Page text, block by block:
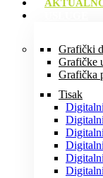
Grafički
Grafičke
Grafička
Tisak